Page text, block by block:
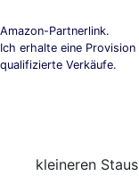
Amazon-Partnerlink.
Ich erhalte eine Provision
qualifizierte Verkäufe.
kleineren